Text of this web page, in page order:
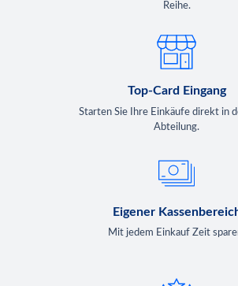
Reihe.
Top-Card Eingang
Starten Sie Ihre Einkäufe direkt in
Abteilung.
Eigener
Mit jedem Einkauf Zeit